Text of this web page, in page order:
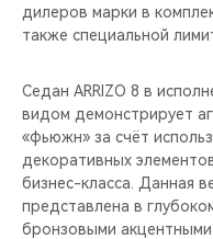
дилеров марки в
также специальной
Седан ARRIZO 8 в
видом демонстрирует
«фьюжн» за счёт
декоративных
бизнес-класса. Данная
представлена в
бронзовыми